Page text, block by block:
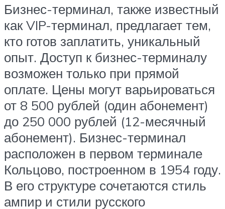
Бизнес-терминал, также известный
как VIP-терминал, предлагает тем,
кто готов заплатить, уникальный
опыт. Доступ к бизнес-терминалу
возможен только при прямой
оплате. Цены могут варьироваться
от 8 500 рублей (один абонемент)
до 250 000 рублей (12-месячный
абонемент). Бизнес-терминал
расположен в первом терминале
Кольцово, построенном в 1954 году.
В его структуре сочетаются стиль
ампир и стили русского